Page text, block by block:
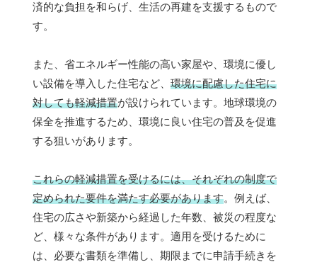
済的な負担を和らげ、生活の再建を支援するもので
す。
また、省エネルギー性能の高い家屋や、環境に優し
い設備を導入した住宅など、 環境に配慮した住宅に
対しても軽減措置が設けられています。地球環境の
保全を推進するため、環境に良い住宅の普及を促進
する狙いがあります。
これらの軽減措置を受けるには、それぞれの制度で
定められた要件を満たす必要があります。例えば、
住宅の広さや新築から経過した年数、被災の程度な
ど、様々な条件があります。適用を受けるために
は、必要な書類を準備し、期限までに申請手続きを